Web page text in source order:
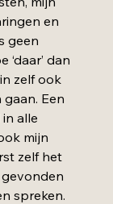
en
geen
dan
zelf ook
Een
alle
mijn
zelf het
spreken.